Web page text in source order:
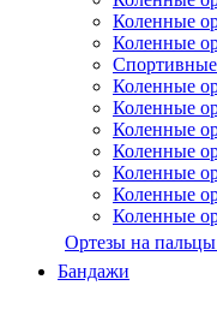
Коленные
Коленные
Коленные
Коленные
Коленные
Коленные
Коленные
Коленные
Коленные
Ортезы на
Бандажи